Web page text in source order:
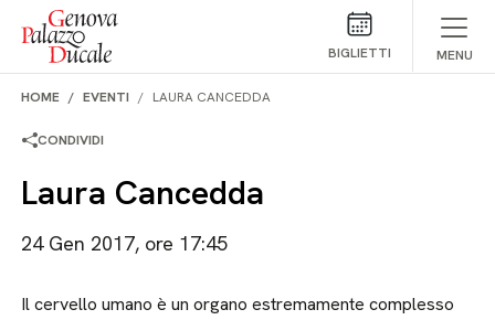
Salta al contenuto
BIGLIETTI MENU
HOME EVENTI LAURA CANCEDDA
CONDIVIDI
Laura Cancedda
24 Gen 2017, ore 17:45
Il cervello umano è un organo estremamente complesso